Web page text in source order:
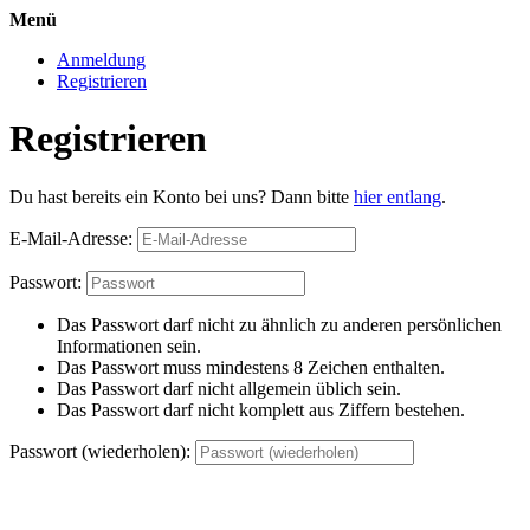
Menü
Anmeldung
Registrieren
Registrieren
Du hast bereits ein Konto bei uns? Dann bitte hier entlang.
E-Mail-Adresse:
Passwort:
Das Passwort darf nicht zu ähnlich zu anderen persönlichen
Informationen sein.
Das Passwort muss mindestens 8 Zeichen enthalten.
Das Passwort darf nicht allgemein üblich sein.
Das Passwort darf nicht komplett aus Ziffern bestehen.
Passwort (wiederholen):